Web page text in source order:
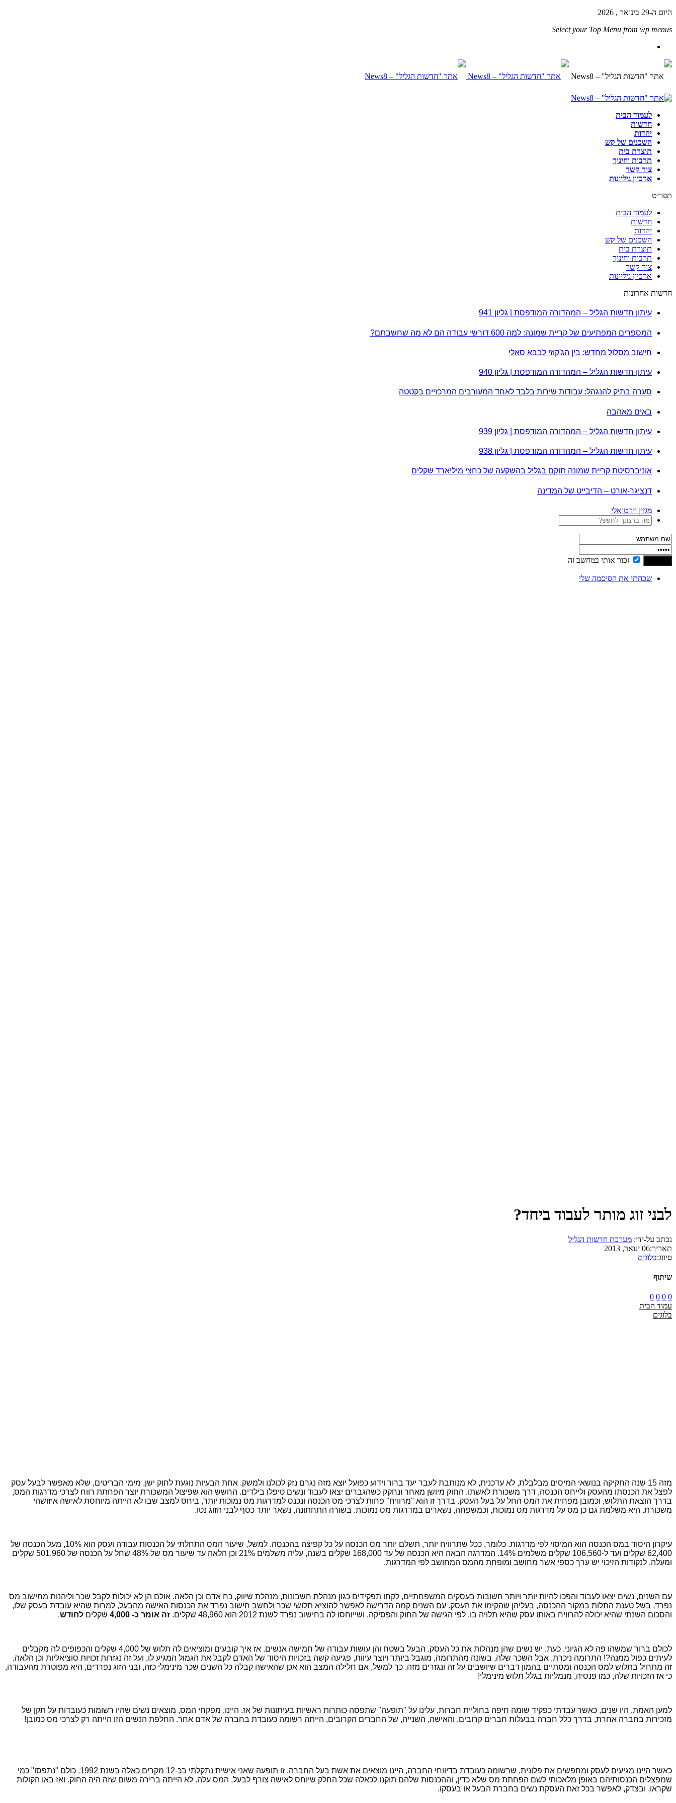
היום ה-29 בינואר , 2026
Select your Top Menu from wp menus
לעמוד הבית
חדשות
יהדות
השכנים של קש
תוצרת בית
תרבות וחינוך
צור קשר
ארכיון גיליונות
תפריט
לעמוד הבית
חדשות
יהדות
השכנים של קש
תוצרת בית
תרבות וחינוך
צור קשר
ארכיון גיליונות
חדשות אחרונות
עיתון חדשות הגליל – המהדורה המודפסת | גליון 941
המספרים המפתיעים של קריית שמונה: למה 600 דורשי עבודה הם לא מה שחשבתם?
חישוב מסלול מחדש: בין הג'קוזי לבבא סאלי
עיתון חדשות הגליל – המהדורה המודפסת | גליון 940
סערה בתיק להנגהל: עבודות שירות בלבד לאחד המעורבים המרכזיים בקטטה
באים מאהבה
עיתון חדשות הגליל – המהדורה המודפסת | גליון 939
עיתון חדשות הגליל – המהדורה המודפסת | גליון 938
אוניברסיטת קריית שמונה תוקם בגליל בהשקעה של כחצי מיליארד שקלים
דנציגר-אורט – הדיבייט של המדינה
מגזין וירטואלי
זכור אותי במחשב זה
שכחתי את הסיסמה שלי
לבני זוג מותר לעבוד ביחד?
נכתב על-ידי: מערכת חדשות הגליל
תאריך:06 ינואר, 2013
סיווג:בלוגים
שיתוף
0
0
0
0
עמוד הבית
בלוגים
מזה 15 שנה החקיקה בנושאי המיסים מבלבלת, לא עדכנית, לא מנותבת לעבר יעד ברור וידוע כפועל יוצא מזה נגרם נזק לכולנו ולמשק. אחת הבעיות נוגעת לחוק ישן, מימי הבריטים, שלא מאפשר לבעל עסק
לפצל את הכנסתו מהעסק ולייחס הכנסה, דרך משכורת לאשתו. החוק מיושן מאחר ונחקק כשהגברים יצאו לעבוד ונשים טיפלו בילדים. החשש הוא שפיצול המשכורת יוצר הפחתת רווח לצרכי מדרגות המס,
בדרך הוצאת התלוש, וכמובן מפחית את המס החל על בעל העסק. בדרך זו הוא "מרוויח" פחות לצרכי מס הכנסה ונכנס למדרגות מס נמוכות יותר, ביחס למצב שבו לא הייתה מיוחסת לאישה איזושהי
משכורת. היא משלמת גם כן מס על מדרגות מס נמוכות, וכמשפחה, נשארים במדרגות מס נמוכות. בשורה התחתונה, נשאר יותר כסף לבני הזוג נטו.
עיקרון היסוד במס הכנסה הוא המיסוי לפי מדרגות. כלומר, ככל שתרוויח יותר, תשלם יותר מס הכנסה על כל קפיצה בהכנסה. למשל, שיעור המס התחלתי על הכנסות עבודה ועסק הוא 10%, מעל הכנסה של
62,400 שקלים ועד ל-106,560 שקלים משלמים 14%. המדרגה הבאה היא הכנסה של עד 168,000 שקלים בשנה, עליה משלמים 21% וכן הלאה עד שיעור מס של 48% שחל על הכנסה של 501,960 שקלים
ומעלה. לנקודות הזיכוי יש ערך כספי אשר מחושב ומופחת מהמס המחושב לפי המדרגות.
עם השנים, נשים יצאו לעבוד והפכו להיות יותר ויותר חשובות בעסקים המשפחתיים, לקחו תפקידים כגון מנהלת חשבונות, מנהלת שיווק, כח אדם וכן הלאה. אולם הן לא יכולות לקבל שכר וליהנות מחישוב מס
נפרד, בשל טענת התלות במקור ההכנסה, בעליהן שהקימו את העסק. עם השנים קמה הדרישה לאפשר להוציא תלושי שכר ולחשב חישוב נפרד את הכנסות האישה מהבעל, למרות שהיא עובדת בעסק שלו,
והסכום השנתי שהיא יכולה להרוויח באותו עסק שהיא תלויה בו, לפי הגישה של החוק והפסיקה, ושייוחסו לה בחישוב נפרד לשנת 2012 הוא 48,960 שקלים.
זה אומר כ- 4,000 שקלים לחודש.
לכולם ברור שמשהו פה לא הגיוני. כעת, יש נשים שהן מנהלות את כל העסק. הבעל בשטח והן עושות עבודה של חמישה אנשים. אז איך קובעים ומוציאים לה תלוש של 4,000 שקלים והכפופים לה מקבלים
לעיתים כפול ממנה?! התרומה ניכרת, אבל השכר שלה, בשונה מהתרומה, מוגבל ביותר ויוצר עיוות, פגיעה קשה בזכויות היסוד של האדם לקבל את הגמול המגיע לו, ועל זה נגזרות זכויות סוציאליות וכן הלאה.
זה מתחיל בתלוש למס הכנסה ומסתיים בהמון דברים שיושבים על זה ונגזרים מזה. כך למשל, אם חלילה המצב הוא אכן שהאישה קבלה כל השנים שכר מינימלי כזה, ובני הזוג נפרדים, היא מפוטרת מהעבודה,
כי אז הזכויות שלה, כמו פנסיה, מנמליות בגלל תלוש מינימלי!
למען האמת, היו שנים, כאשר עבדתי כפקיד שומה חיפה בחוליית חברות, עלינו על "תופעה" שתפסה כותרות ראשיות בעיתונות של אז. היינו, מפקחי המס, מוצאים נשים שהיו רשומות כעובדות על תקן של
מזכירות בחברה אחרת, בדרך כלל חברה בבעלות חברים קרובים, והאישה, השנייה, של החברים הקרובים, הייתה רשומה כעובדת בחברה של אדם אחר. החלפת הנשים הזו הייתה רק לצרכי מס כמובן!
כאשר היינו מגיעים לעסק ומחפשים את פלונית, שרשומה כעובדת בדיווחי החברה, היינו מוצאים את אשת בעל החברה. זו תופעה שאני אישית נתקלתי בכ-12 מקרים כאלה בשנת 1992. כולם "נתפסו" כמי
שמפצלים הכנסותיהם באופן מלאכותי לשם הפחתת מס שלא כדין, וההכנסות שלהם תוקנו לכאלה שכל החלק שיוחס לאישה צורף לבעל, המס עלה. לא הייתה ברירה משום שזה היה החוק. ואז באו הקולות
שקראו, ובצדק, לאפשר בכל זאת העסקת נשים בחברת הבעל או בעסקו.